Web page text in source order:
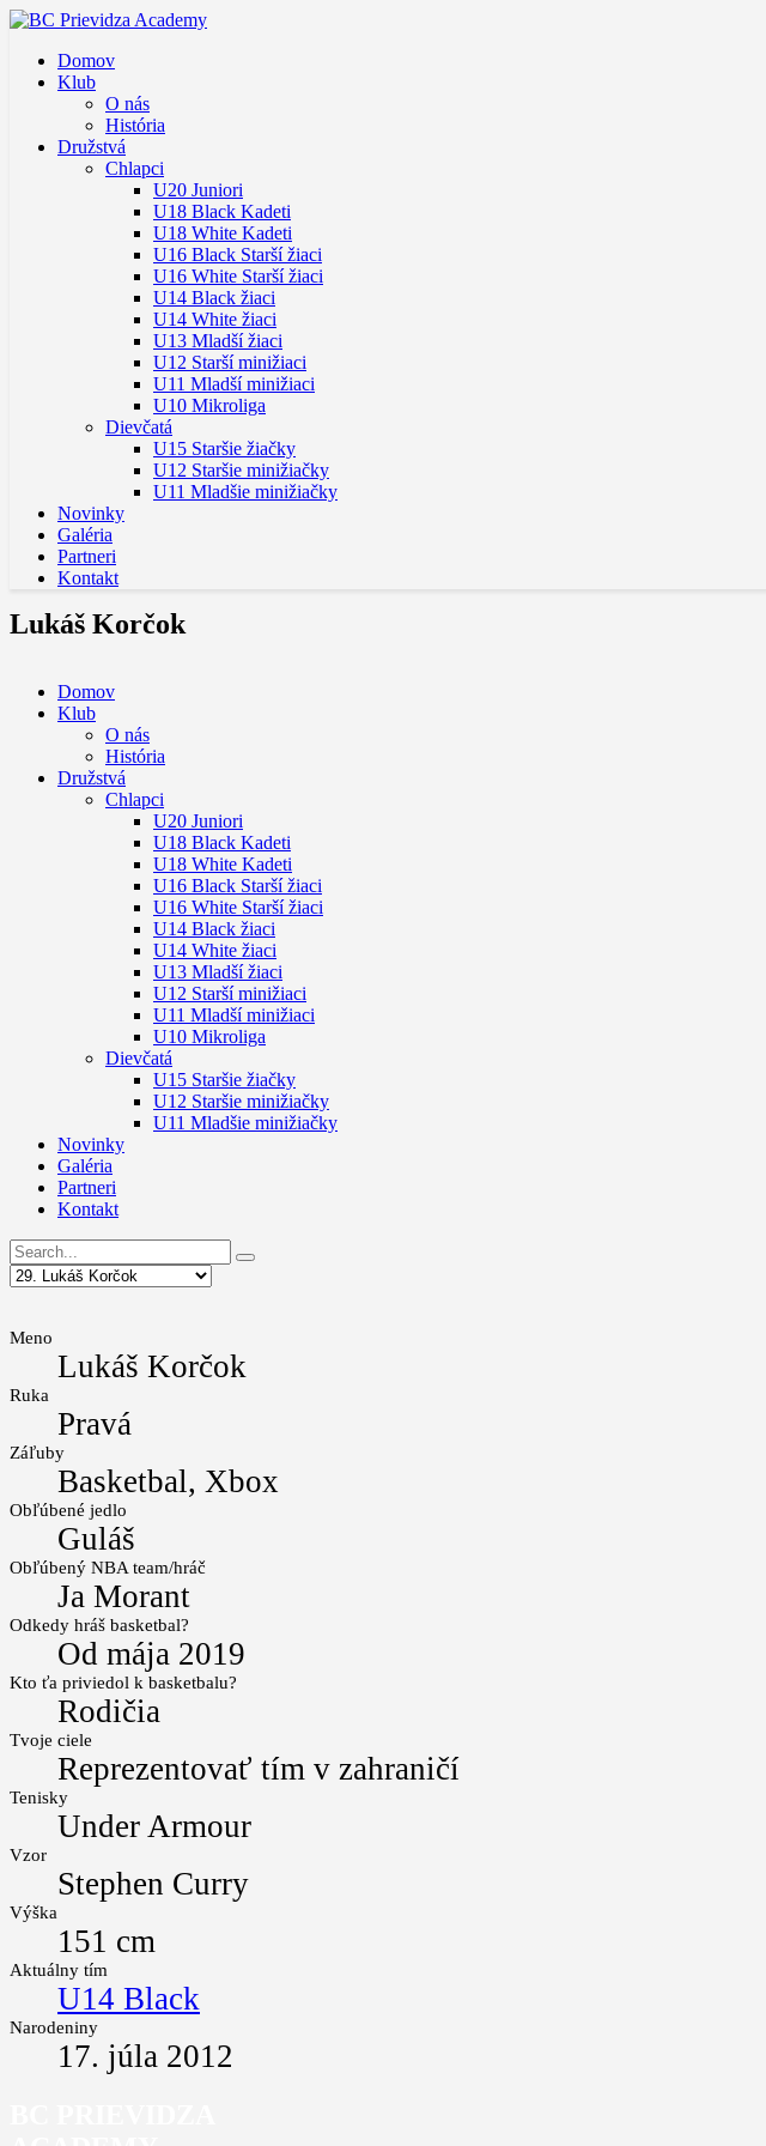
Domov
Klub
O nás
História
Družstvá
Chlapci
U20 Juniori
U18 Black Kadeti
U18 White Kadeti
U16 Black Starší žiaci
U16 White Starší žiaci
U14 Black žiaci
U14 White žiaci
U13 Mladší žiaci
U12 Starší minižiaci
U11 Mladší minižiaci
U10 Mikroliga
Dievčatá
U15 Staršie žiačky
U12 Staršie minižiačky
U11 Mladšie minižiačky
Novinky
Galéria
Partneri
Kontakt
Lukáš Korčok
Domov
Klub
O nás
História
Družstvá
Chlapci
U20 Juniori
U18 Black Kadeti
U18 White Kadeti
U16 Black Starší žiaci
U16 White Starší žiaci
U14 Black žiaci
U14 White žiaci
U13 Mladší žiaci
U12 Starší minižiaci
U11 Mladší minižiaci
U10 Mikroliga
Dievčatá
U15 Staršie žiačky
U12 Staršie minižiačky
U11 Mladšie minižiačky
Novinky
Galéria
Partneri
Kontakt
Meno
Lukáš Korčok
Ruka
Pravá
Záľuby
Basketbal, Xbox
Obľúbené jedlo
Guláš
Obľúbený NBA team/hráč
Ja Morant
Odkedy hráš basketbal?
Od mája 2019
Kto ťa priviedol k basketbalu?
Rodičia
Tvoje ciele
Reprezentovať tím v zahraničí
Tenisky
Under Armour
Vzor
Stephen Curry
Výška
151 cm
Aktuálny tím
U14 Black
Narodeniny
17. júla 2012